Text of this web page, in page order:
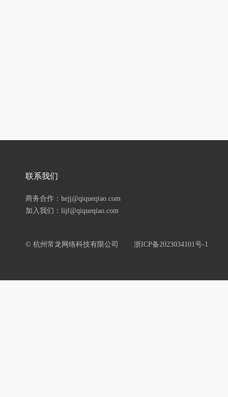
联系我们
商务合作：hejj@qiqueqiao.com
加入我们：lijf@qiqueqiao.com
© 杭州常龙网络科技有限公司 浙ICP备2023034101号-1